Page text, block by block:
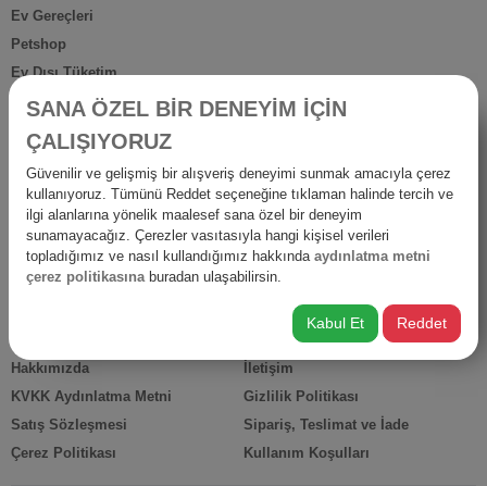
Ev Gereçleri
Petshop
Ev Dışı Tüketim
Kişisel Bakım
İş Yerine Özel
Oto-Yapı-Bahçe
Hediyelik Ürünler
Diğer Ürünler
İsraf
Hakkımızda
KVKK Aydınlatma Metni
Satış Sözleşmesi
Çerez Politikası
İletişim
Gizlilik Politikası
Sipariş, Teslimat ve İade
Kullanım Koşulları
SANA ÖZEL BİR DENEYİM İÇİN
ÇALIŞIYORUZ
Güvenilir ve gelişmiş bir alışveriş deneyimi sunmak amacıyla çerez
kullanıyoruz. Tümünü Reddet seçeneğine tıklaman halinde tercih ve
ilgi alanlarına yönelik maalesef sana özel bir deneyim
sunamayacağız. Çerezler vasıtasıyla hangi kişisel verileri
topladığımız ve nasıl kullandığımız hakkında aydınlatma metni
çerez politikasına buradan ulaşabilirsin.
Kabul Et Reddet